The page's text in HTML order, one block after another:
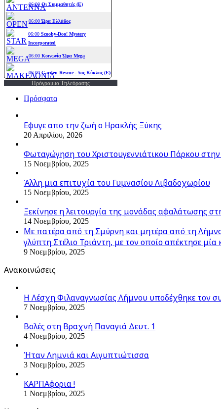
Πρόγραμμα Τηλεόρασης
Πρόσφατα
Εφυγε απο την ζωή o Ηρακλής Ξύκης
20 Απριλίου, 2026
Φωταγώγηση του Χριστουγεννιάτικου Πάρκου
15 Νοεμβρίου, 2025
Άλλη μια επιτυχία του Γυμνασίου Λιβαδοχωρίου
15 Νοεμβρίου, 2025
Ξεκίνησε η λειτουργία της μονάδας αφαλάτωσης
14 Νοεμβρίου, 2025
Με πατέρα από τη Σμύρνη και μητέρα από τη
γλύπτη Στέλιο Τριάντη, με τον οποίο απέκτησε
9 Νοεμβρίου, 2025
Ανακοινώσεις
Η Λέσχη Φιλαναγνωσίας Λήμνου υποδέχθηκε τον
7 Νοεμβρίου, 2025
Βολές στη Βραχνή Παναγιά Δευτ. 1
4 Νοεμβρίου, 2025
Ήταν Λημνιά και Αιγυπτιώτισσα
3 Νοεμβρίου, 2025
ΚΑΡΠΑφορια !
1 Νοεμβρίου, 2025